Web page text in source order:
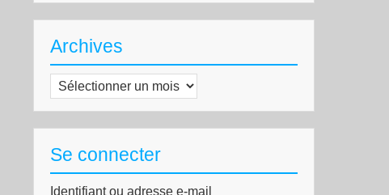
Archives
Archives
Se connecter
Identifiant ou adresse e-mail